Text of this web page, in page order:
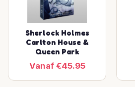
Sherlock Holmes
Carlton House &
Queen Park
Vanaf €45.95